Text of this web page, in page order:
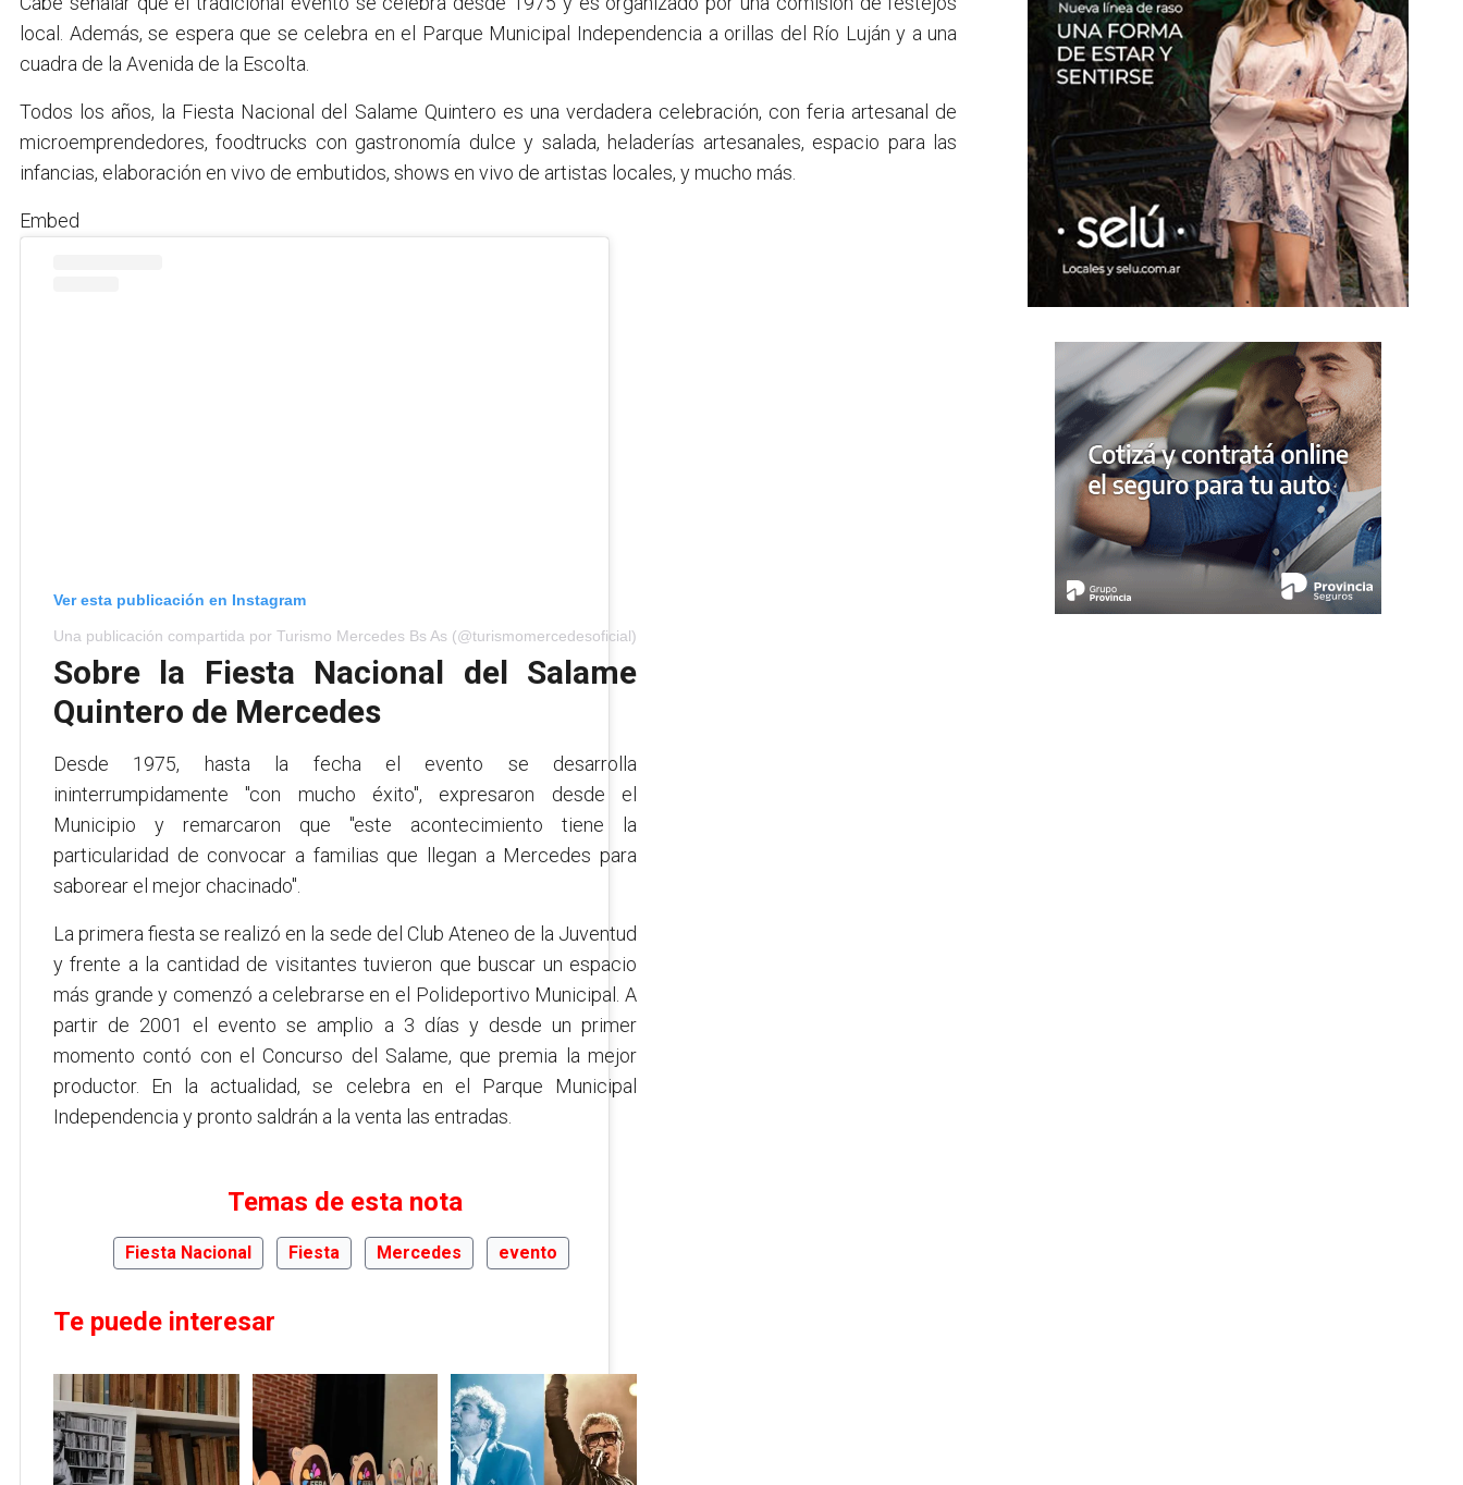
local. Además, se espera que se celebra en el Parque Municipal Independencia a orillas del Río Luján y a una
cuadra de la Avenida de la Escolta.
Todos los años, la Fiesta Nacional del Salame Quintero es una verdadera celebración, con feria artesanal de
microemprendedores, foodtrucks con gastronomía dulce y salada, heladerías artesanales, espacio para las
infancias, elaboración en vivo de embutidos, shows en vivo de artistas locales, y mucho más.
Embed
Ver esta publicación en Instagram
Una publicación compartida por Turismo Mercedes Bs As (@turismomercedesoficial)
Sobre la Fiesta Nacional del Salame
Quintero de Mercedes
Desde 1975, hasta la fecha el evento se desarrolla
ininterrumpidamente "con mucho éxito", expresaron desde el
Municipio y remarcaron que "este acontecimiento tiene la
particularidad de convocar a familias que llegan a Mercedes para
saborear el mejor chacinado".
La primera fiesta se realizó en la sede del Club Ateneo de la Juventud
y frente a la cantidad de visitantes tuvieron que buscar un espacio
más grande y comenzó a celebrarse en el Polideportivo Municipal. A
partir de 2001 el evento se amplio a 3 días y desde un primer
momento contó con el Concurso del Salame, que premia la mejor
productor. En la actualidad, se celebra en el Parque Municipal
Independencia y pronto saldrán a la venta las entradas.
Temas de esta nota
Fiesta Nacional Fiesta Mercedes evento
Te puede interesar